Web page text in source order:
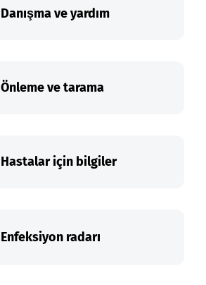
Danışma ve yardım
Önleme ve tarama
Hastalar için bilgiler
Enfeksiyon radarı